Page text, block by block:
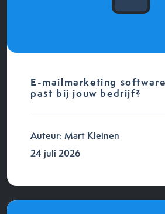
E-mailmarketing
past bij jouw bedrijf?
Auteur: Mart Kleinen
24 juli 2026